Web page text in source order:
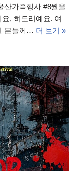
산가족행사 #8월울
, 히도리예요. 여
분들께… 더 보기 »